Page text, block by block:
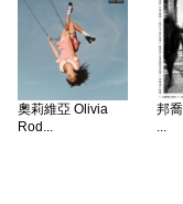
奧莉維亞 Olivia
Rod...
邦
...